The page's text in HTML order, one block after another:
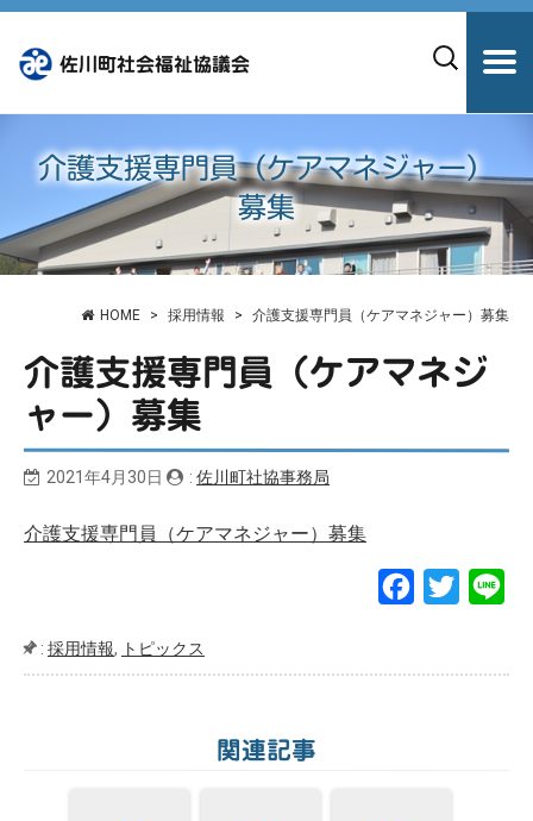
佐川町社会福祉協議会
介護支援専門員（ケアマネジャー）
募集
HOME 採用情報 介護支援専門員（ケアマネジャー）募集
介護支援専門員（ケアマネジ
ャー）募集
2021年4月30日 : 佐川町社協事務局
介護支援専門員（ケアマネジャー）募集
: 採用情報, トピックス
関連記事